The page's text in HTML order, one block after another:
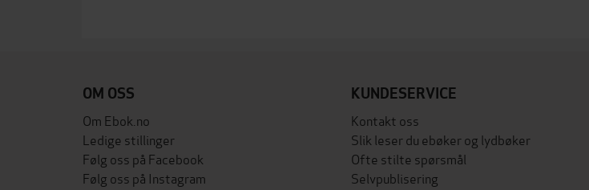
OM OSS
Om Ebok.no
Ledige stillinger
Følg oss på Facebook
Følg oss på Instagram
KUNDESERVICE
Kontakt oss
Slik leser du ebøker og lydbøker
Ofte stilte spørsmål
Selvpublisering